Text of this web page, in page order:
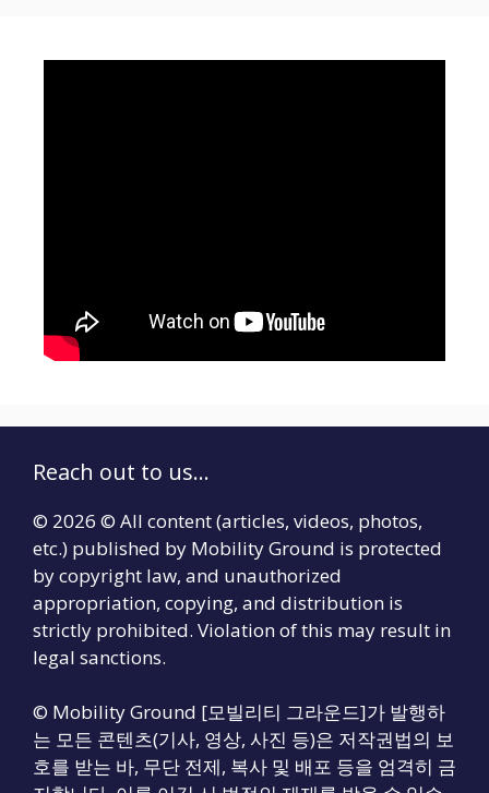
Reach out to us...
© 2026 © All content (articles, videos, photos,
etc.) published by Mobility Ground is protected
by copyright law, and unauthorized
appropriation, copying, and distribution is
strictly prohibited. Violation of this may result in
legal sanctions.
© Mobility Ground [모빌리티 그라운드]가 발행하
는 모든 콘텐츠(기사, 영상, 사진 등)은 저작권법의 보
호를 받는 바, 무단 전제, 복사 및 배포 등을 엄격히 금